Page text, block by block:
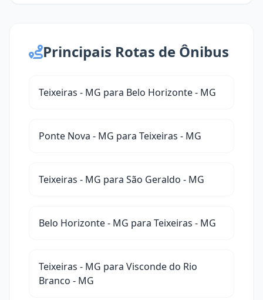
Principais Rotas de Ônibus
Teixeiras - MG para Belo Horizonte - MG
Ponte Nova - MG para Teixeiras - MG
Teixeiras - MG para São Geraldo - MG
Belo Horizonte - MG para Teixeiras - MG
Teixeiras - MG para Visconde do Rio
Branco - MG